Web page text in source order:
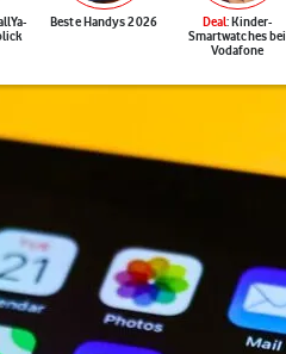
Beste Handys 2026 Deal: Kinder-
Smartwatches bei
Vodafone